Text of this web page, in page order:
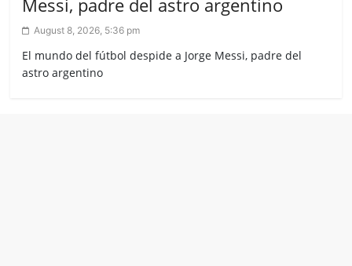
August 8, 2026, 5:36 pm
El mundo del fútbol despide a Jorge Messi, padre del
astro argentino